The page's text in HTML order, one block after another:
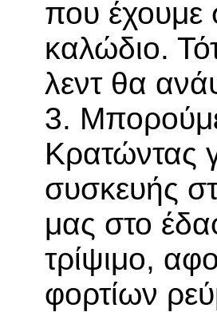
που έχουμε
καλώδιο.
λεντ θα
3.
Κρατώντας
συσκευής
μας στο
τρίψιμο,
φορτίων